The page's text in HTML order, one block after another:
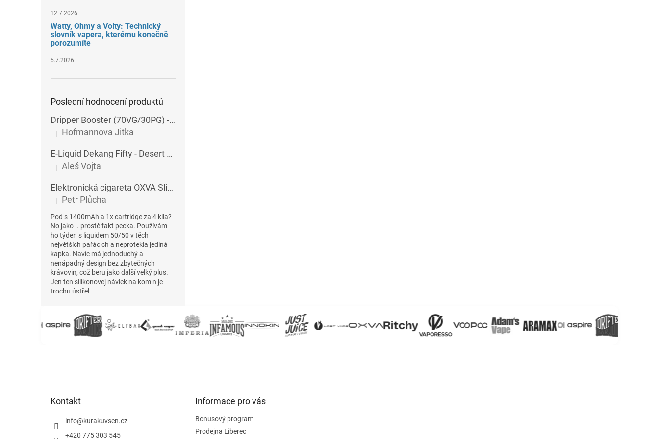
12.7.2026
Watty, Ohmy a Volty: Technický
slovník vapera, kterému konečně
porozumíte
5.7.2026
Poslední hodnocení produktů
Dripper Booster (70VG/30PG) - Imperia - 5x10 ml - 15 mg
Hodnocení produktu je 5 z 5 hvězdiček.
| Hofmannova Jitka
E-Liquid Dekang Fifty - Desert Ship - 10 ml
Hodnocení produktu je 5 z 5 hvězdiček.
| Aleš Vojta
Elektronická cigareta OXVA SlimStick X POD 1400 mAh
Hodnocení produktu je 5 z 5 hvězdiček.
| Petr Plůcha
Pod s 1400mAh a 1x cartridge za 4 kila?
No jako .. prostě fakt pecka. Používám
ho týden s liquidem 50/50 v těch
největších pařácích a neprotekla jediná
kapka. Navíc má jednoduchý a
nenápadný design bez zbytečných
krávovin, což beru jako další velký plus.
Jen ten silikonovej návlek na komín je
trochu ústřel.
Kontakt
info@kurakuvsen.cz
+420 775 303 545
Informace pro vás
Bonusový program
Prodejna Liberec